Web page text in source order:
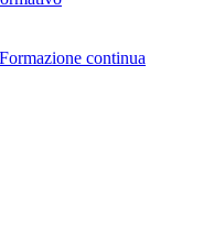
Formazione continua